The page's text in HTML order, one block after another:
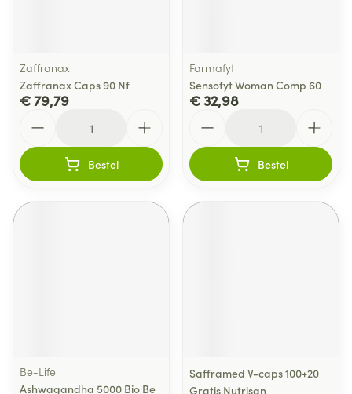
Zaffranax
Zaffranax Caps 90 Nf
€ 79,79
Bestel
Farmafyt
Sensofyt Woman Comp 60
€ 32,98
Bestel
Be-Life
Ashwagandha 5000 Bio Be
Safframed V-caps 100+20
Gratis Nutrisan